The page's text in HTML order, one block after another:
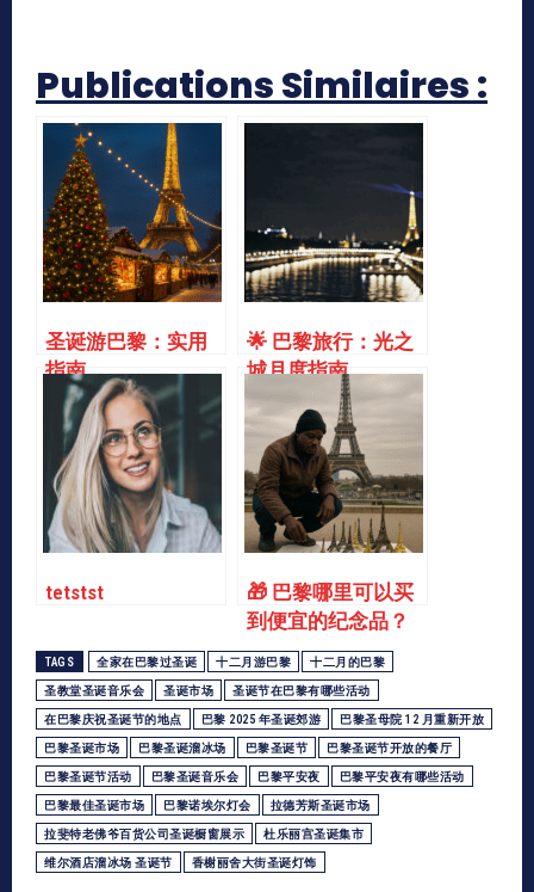
Publications Similaires :
圣诞游巴黎：实用
指南
🌟 巴黎旅行：光之
城月度指南
tetstst
🎁 巴黎哪里可以买
到便宜的纪念品？
TAGS 全家在巴黎过圣诞 十二月游巴黎 十二月的巴黎
圣教堂圣诞音乐会 圣诞市场 圣诞节在巴黎有哪些活动
在巴黎庆祝圣诞节的地点 巴黎 2025 年圣诞郊游 巴黎圣母院 12 月重新开放
巴黎圣诞市场 巴黎圣诞溜冰场 巴黎圣诞节 巴黎圣诞节开放的餐厅
巴黎圣诞节活动 巴黎圣诞音乐会 巴黎平安夜 巴黎平安夜有哪些活动
巴黎最佳圣诞市场 巴黎诺埃尔灯会 拉德芳斯圣诞市场
拉斐特老佛爷百货公司圣诞橱窗展示 杜乐丽宫圣诞集市
维尔酒店溜冰场 圣诞节 香榭丽舍大街圣诞灯饰